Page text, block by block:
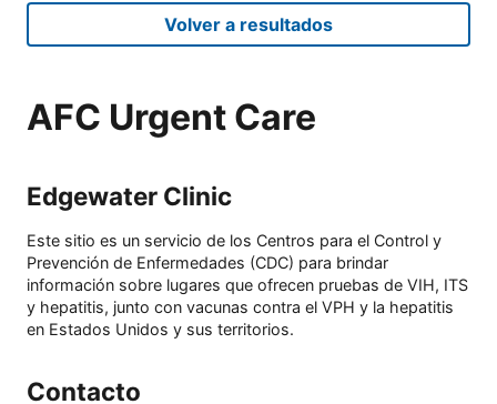
Volver a resultados
AFC Urgent Care
Edgewater Clinic
Este sitio es un servicio de los Centros para el Control y
Prevención de Enfermedades (CDC) para brindar
información sobre lugares que ofrecen pruebas de VIH, ITS
y hepatitis, junto con vacunas contra el VPH y la hepatitis
en Estados Unidos y sus territorios.
Contacto